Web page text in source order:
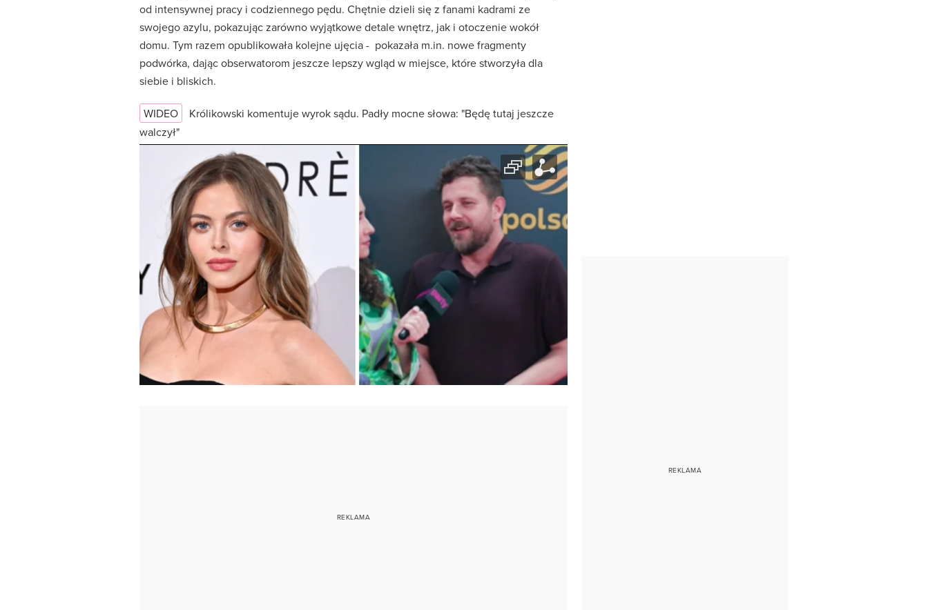
od intensywnej pracy i codziennego pędu. Chętnie dzieli się z fanami kadrami ze
swojego azylu, pokazując zarówno wyjątkowe detale wnętrz, jak i otoczenie wokół
domu. Tym razem opublikowała kolejne ujęcia - pokazała m.in. nowe fragmenty
podwórka, dając obserwatorom jeszcze lepszy wgląd w miejsce, które stworzyła dla
siebie i bliskich.
WIDEO
Królikowski komentuje wyrok sądu. Padły mocne słowa: "Będę tutaj jeszcze
walczył"